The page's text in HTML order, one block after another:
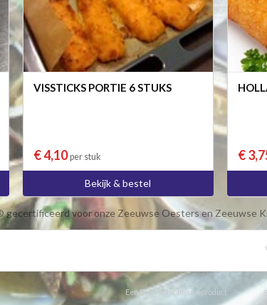
VISSTICKS PORTIE 6 STUKS
€ 4,10per stuk
Bekijk & bestel
€
gecertificeerd voor onze Zeeuwse Oesters en Zeeuwse
Een Bon Vivant In-site product